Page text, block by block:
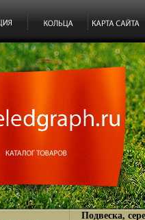
Подвеска,